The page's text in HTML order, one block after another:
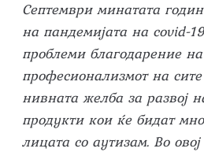
Септември минатата
на пандемијата на covid-
проблеми благодарение на
професионализмот на
нивната желба за развој
продукти кои ќе бидат
лицата со аутизам. Во